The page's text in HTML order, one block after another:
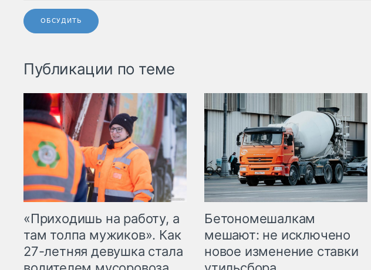
ОБСУДИТЬ
Публикации по теме
«Приходишь на работу, а
там толпа мужиков». Как
27-летняя девушка стала
Бетономешалкам
мешают: не исключено
новое изменение ставки